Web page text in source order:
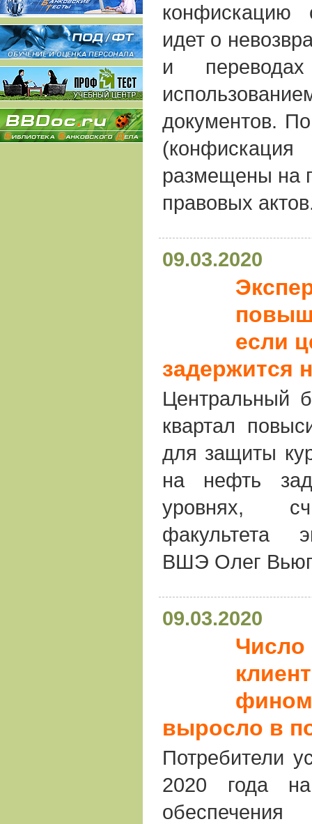
конфискацию
идет о
и
документов.
размещены на
правовых
09.03.2020
если
задержится
Центральный
квартал
для защиты
на нефть
уровнях,
факультета
ВШЭ Олег
09.03.2020
Число
выросло в
Потребители
2020 года